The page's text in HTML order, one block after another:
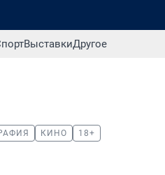
ВыставкиДругое
КИНО 18+